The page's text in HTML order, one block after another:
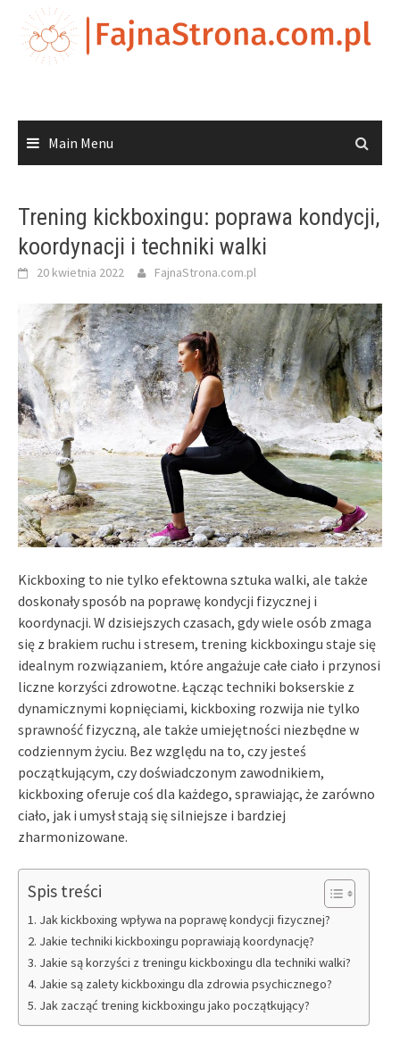
content
Main Menu
Trening kickboxingu: poprawa kondycji,
koordynacji i techniki walki
20 kwietnia 2022 FajnaStrona.com.pl
Kickboxing to nie tylko efektowna sztuka walki, ale także
doskonały sposób na poprawę kondycji fizycznej i
koordynacji. W dzisiejszych czasach, gdy wiele osób zmaga
się z brakiem ruchu i stresem, trening kickboxingu staje się
idealnym rozwiązaniem, które angażuje całe ciało i przynosi
liczne korzyści zdrowotne. Łącząc techniki bokserskie z
dynamicznymi kopnięciami, kickboxing rozwija nie tylko
sprawność fizyczną, ale także umiejętności niezbędne w
codziennym życiu. Bez względu na to, czy jesteś
początkującym, czy doświadczonym zawodnikiem,
kickboxing oferuje coś dla każdego, sprawiając, że zarówno
ciało, jak i umysł stają się silniejsze i bardziej
zharmonizowane.
Spis treści
Jak kickboxing wpływa na poprawę kondycji fizycznej?
Jakie techniki kickboxingu poprawiają koordynację?
Jakie są korzyści z treningu kickboxingu dla techniki walki?
Jakie są zalety kickboxingu dla zdrowia psychicznego?
Jak zacząć trening kickboxingu jako początkujący?